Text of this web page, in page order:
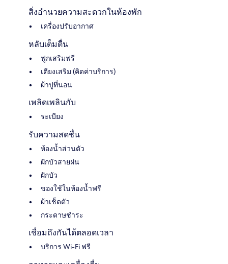
สิ่งอำนวยความสะดวกในห้องพัก
เครื่องปรับอากาศ
หลับเต็มตื่น
ฟูกเสริมฟรี
เตียงเสริม (คิดค่าบริการ)
ผ้าปูที่นอน
เพลิดเพลินกับ
ระเบียง
รับความสดชื่น
ห้องน้ำส่วนตัว
ฝักบัวสายฝน
ฝักบัว
ของใช้ในห้องน้ำฟรี
ผ้าเช็ดตัว
กระดาษชำระ
เชื่อมถึงกันได้ตลอดเวลา
บริการ Wi-Fi ฟรี